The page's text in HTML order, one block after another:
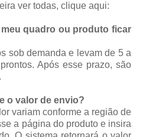
ver todas, clique aqui:
quadro ou produto ficar
sob demanda e levam de 5 a
Após esse prazo, são
o valor de envio?
variam conforme a região de
a página do produto e insira